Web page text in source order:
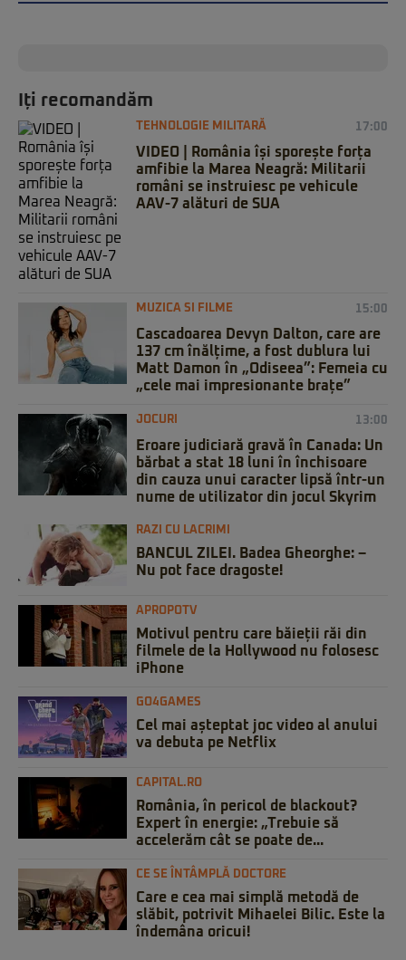
Iți recomandăm
TEHNOLOGIE MILITARĂ 17:00
VIDEO | România își sporește forța
amfibie la Marea Neagră: Militarii
români se instruiesc pe vehicule
AAV-7 alături de SUA
MUZICA SI FILME 15:00
Cascadoarea Devyn Dalton, care are
137 cm înălțime, a fost dublura lui
Matt Damon în „Odiseea”: Femeia cu
„cele mai impresionante brațe”
JOCURI 13:00
Eroare judiciară gravă în Canada: Un
bărbat a stat 18 luni în închisoare
din cauza unui caracter lipsă într-un
nume de utilizator din jocul Skyrim
RAZI CU LACRIMI
BANCUL ZILEI. Badea Gheorghe: –
Nu pot face dragoste!
APROPOTV
Motivul pentru care băieții răi din
filmele de la Hollywood nu folosesc
iPhone
GO4GAMES
Cel mai așteptat joc video al anului
va debuta pe Netflix
CAPITAL.RO
România, în pericol de blackout?
Expert în energie: „Trebuie să
accelerăm cât se poate de...
CE SE ÎNTÂMPLĂ DOCTORE
Care e cea mai simplă metodă de
slăbit, potrivit Mihaelei Bilic. Este la
îndemâna oricui!